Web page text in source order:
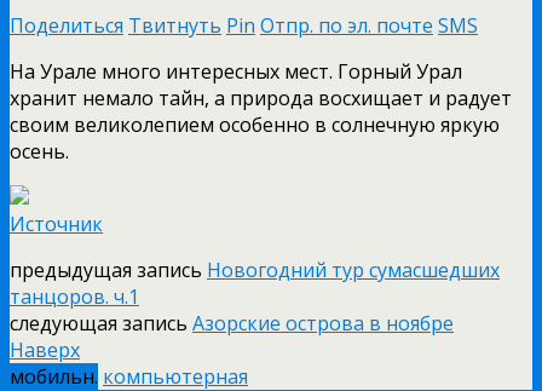
Поделиться Твитнуть Pin Отпр. по эл. почте SMS
На Урале много интересных мест. Горный Урал
хранит немало тайн, а природа восхищает и радует
своим великолепием особенно в солнечную яркую
осень.
Источник
предыдущая запись Новогодний тур сумасшедших
танцоров. ч.1
следующая запись Азорские острова в ноябре
Наверх
мобильн. компьютерная